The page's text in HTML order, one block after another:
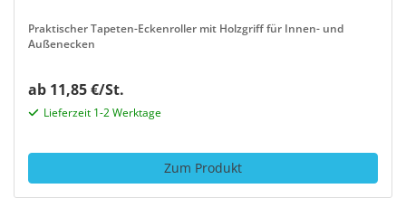
Praktischer Tapeten-Eckenroller mit Holzgriff für Innen- und
Außenecken
ab 11,85 €/St.
Lieferzeit 1-2 Werktage
Zum Produkt